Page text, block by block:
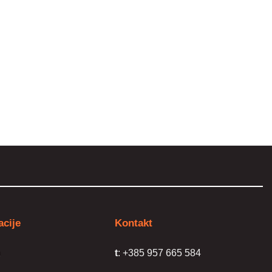
Kontakt
t: +385 957 665 584